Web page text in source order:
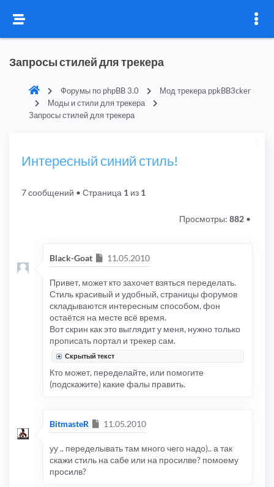
Запросы стилей для трекера
Форумы по phpBB 3.0
Мод трекера ppkBB3cker
Моды и стили для трекера
Запросы стилей для трекера
Интересный синий стиль!
7 сообщений • Страница 1 из 1
Просмотры: 882 •
Black-Goat Сообщение
11.05.2010
Привет, может кто захочет взяться переделать.
Стиль красивый и удобный, страницы форумов
складываются интересным способом, фон
остаётся на месте всё время.
Вот скрин как это выглядит у меня, нужно только
прописать портал и трекер сам.
Скрытый текст
Кто может, переделайте, или помогите
(подскажите) какие фалы править.
BitmasteR Сообщение
11.05.2010
уу .. переделывать там много чего надо).. а так
скажи стиль на сабе или на просилве? помоему
просилв?